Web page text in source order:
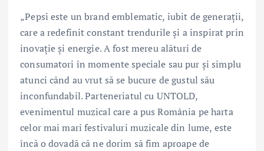
„Pepsi este un brand emblematic, iubit de generații,
care a redefinit constant trendurile și a inspirat prin
inovație și energie. A fost mereu alături de
consumatori în momente speciale sau pur și simplu
atunci când au vrut să se bucure de gustul său
inconfundabil. Parteneriatul cu UNTOLD,
evenimentul muzical care a pus România pe harta
celor mai mari festivaluri muzicale din lume, este
încă o dovadă că ne dorim să fim aproape de